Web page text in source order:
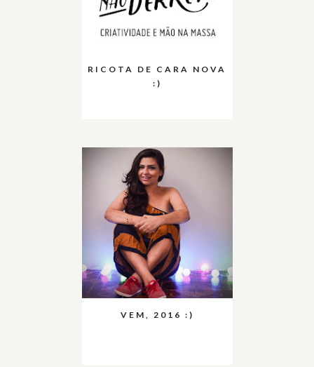
RICOTA DE CARA NOVA
:)
VEM, 2016 :)